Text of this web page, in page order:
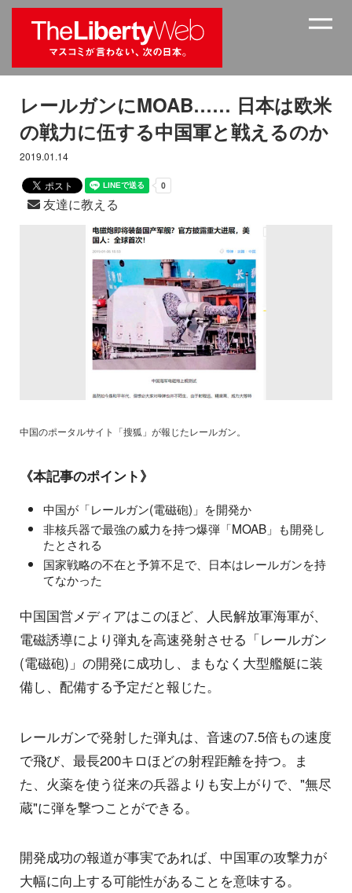
レールガンにMOAB…… 日本は欧米
の戦力に伍する中国軍と戦えるのか
2019.01.14
友達に教える
中国のポータルサイト「搜狐」が報じたレールガン。
《本記事のポイント》
中国が「レールガン(電磁砲)」を開発か
非核兵器で最強の威力を持つ爆弾「MOAB」も開発し
たとされる
国家戦略の不在と予算不足で、日本はレールガンを持
てなかった
中国国営メディアはこのほど、人民解放軍海軍が、
電磁誘導により弾丸を高速発射させる「レールガン
(電磁砲)」の開発に成功し、まもなく大型艦艇に装
備し、配備する予定だと報じた。
レールガンで発射した弾丸は、音速の7.5倍もの速度
で飛び、最長200キロほどの射程距離を持つ。ま
た、火薬を使う従来の兵器よりも安上がりで、"無尽
蔵"に弾を撃つことができる。
開発成功の報道が事実であれば、中国軍の攻撃力が
大幅に向上する可能性があることを意味する。